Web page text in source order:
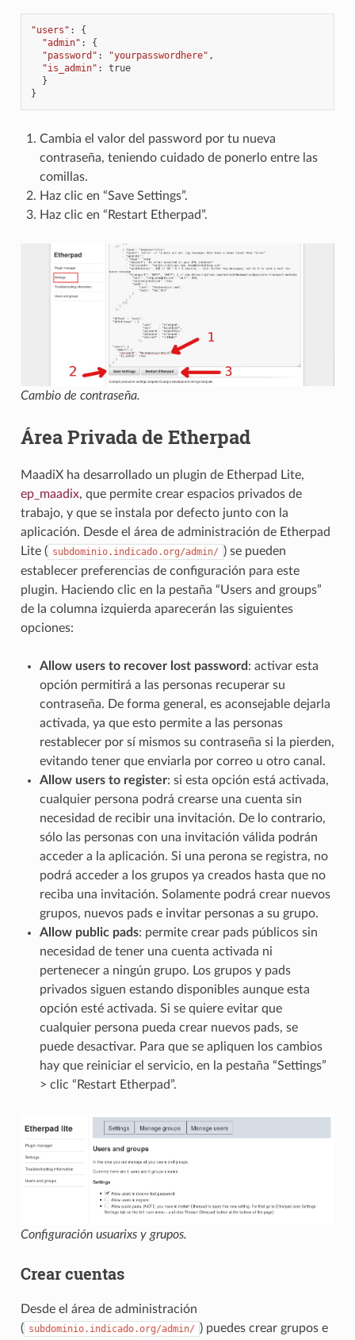
"users" :
{
"admin" :
{
"password" : "yourpasswordhere" ,
"is_admin" :
true
}
}
Cambia el valor del password por tu nueva
contraseña, teniendo cuidado de ponerlo entre las
comillas.
Haz clic en “Save Settings”.
Haz clic en “Restart Etherpad”.
Cambio de contraseña.
Área Privada de Etherpad
MaadiX ha desarrollado un plugin de Etherpad Lite,
ep_maadix, que permite crear espacios privados de
trabajo, y que se instala por defecto junto con la
aplicación. Desde el área de administración de Etherpad
Lite ( subdominio.indicado.org/admin/ ) se pueden
establecer preferencias de configuración para este
plugin. Haciendo clic en la pestaña “Users and groups”
de la columna izquierda aparecerán las siguientes
opciones:
Allow users to recover lost password : activar esta
opción permitirá a las personas recuperar su
contraseña. De forma general, es aconsejable dejarla
activada, ya que esto permite a las personas
restablecer por sí mismos su contraseña si la pierden,
evitando tener que enviarla por correo u otro canal.
Allow users to register: si esta opción está activada,
cualquier persona podrá crearse una cuenta sin
necesidad de recibir una invitación. De lo contrario,
sólo las personas con una invitación válida podrán
acceder a la aplicación. Si una perona se registra, no
podrá acceder a los grupos ya creados hasta que no
reciba una invitación. Solamente podrá crear nuevos
grupos, nuevos pads e invitar personas a su grupo.
Allow public pads: permite crear pads públicos sin
necesidad de tener una cuenta activada ni
pertenecer a ningún grupo. Los grupos y pads
privados siguen estando disponibles aunque esta
opción esté activada. Si se quiere evitar que
cualquier persona pueda crear nuevos pads, se
puede desactivar. Para que se apliquen los cambios
hay que reiniciar el servicio, en la pestaña “Settings”
> clic “Restart Etherpad”.
Configuración usuarixs y grupos.
Crear cuentas
Desde el área de administración
( subdominio.indicado.org/admin/ ) puedes crear grupos e